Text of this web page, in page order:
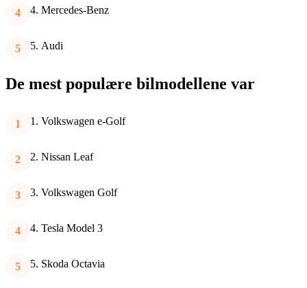
Mercedes-Benz
Audi
De mest populære bilmodellene var
Volkswagen e-Golf
Nissan Leaf
Volkswagen Golf
Tesla Model 3
Skoda Octavia